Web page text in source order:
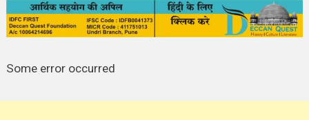
Some error occurred